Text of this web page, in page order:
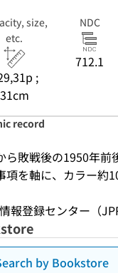
size,
etc.
;
31cm
NDC
712.1
record
ら敗戦後の1950年前
項を軸に、カラー約
報登録センター（
by Bookstore